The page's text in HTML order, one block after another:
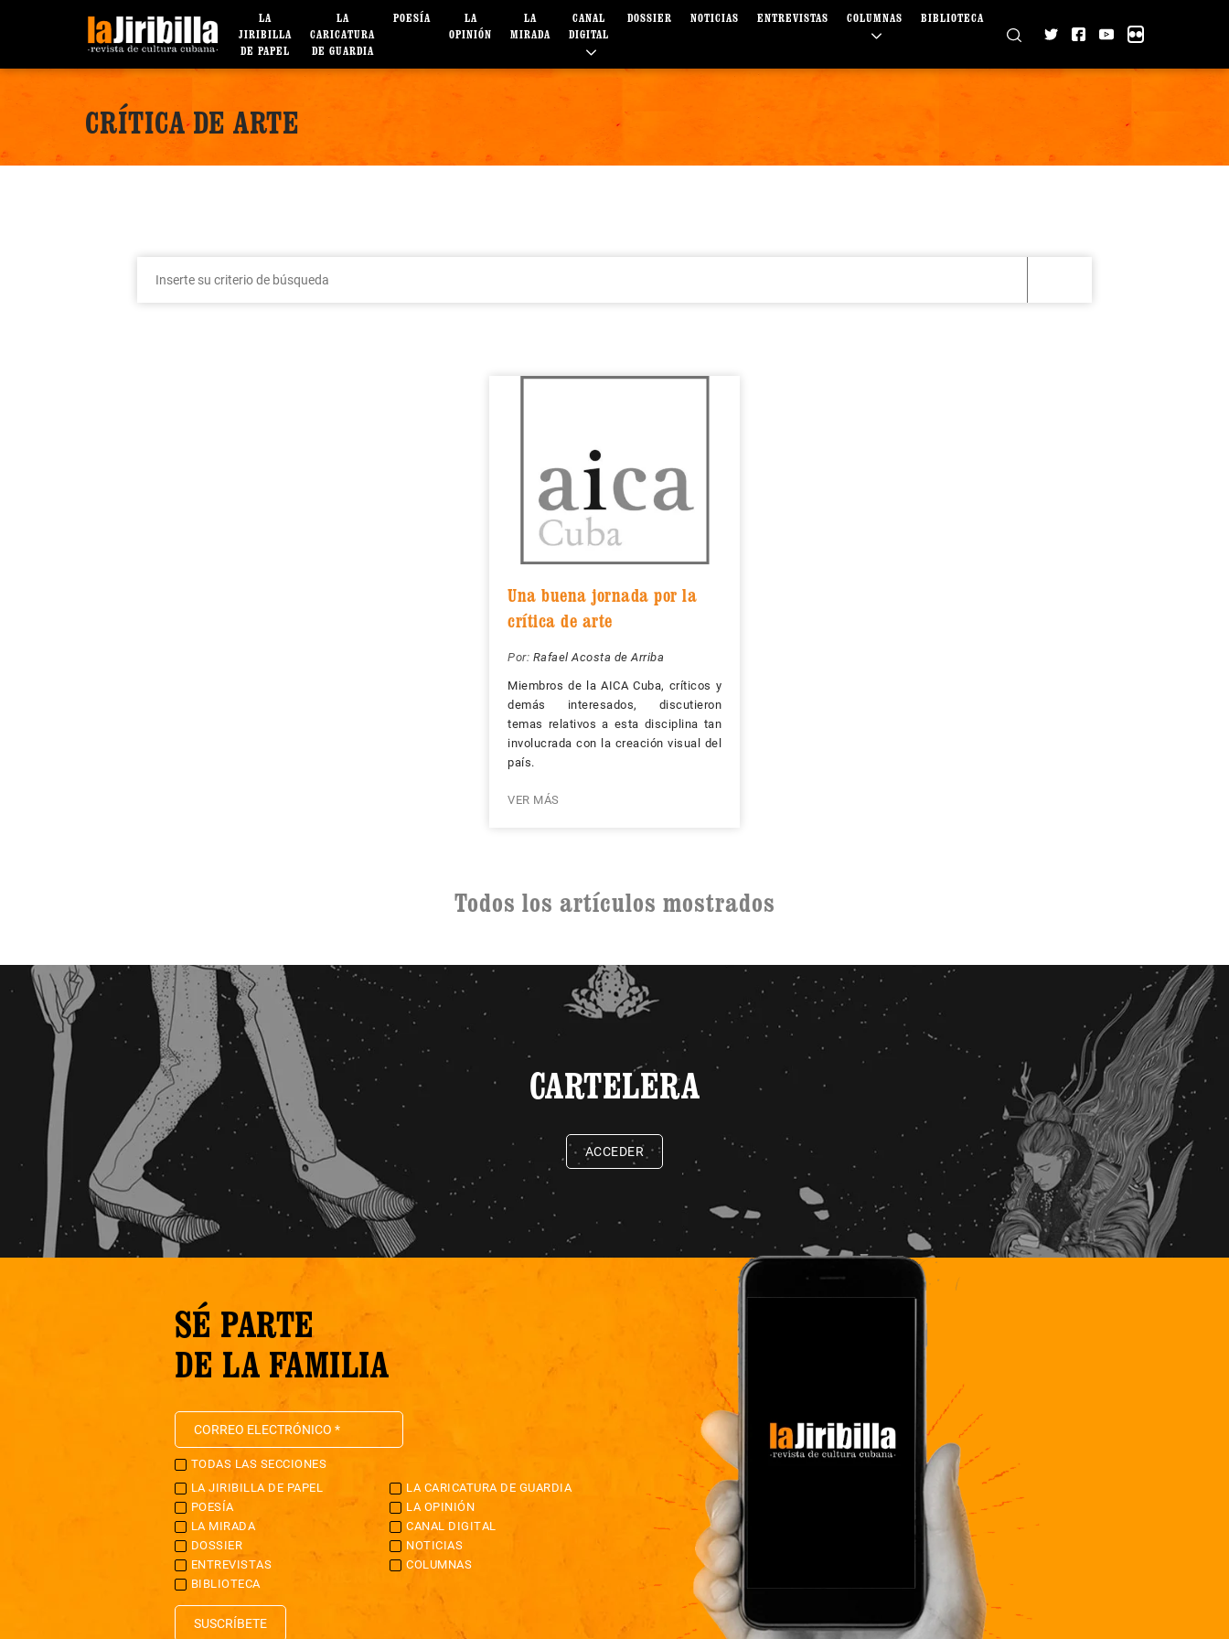
LA
JIRIBILLA
DE PAPEL
LA
CARICATURA
DE GUARDIA
POESÍA
LA
OPINIÓN
LA
MIRADA
CANAL
DIGITAL
DOSSIER NOTICIAS ENTREVISTAS COLUMNAS BIBLIOTECA
CRÍTICA DE ARTE
Una buena jornada por la
crítica de arte
Por: Rafael Acosta de Arriba
Miembros de la AICA Cuba, críticos y
demás interesados, discutieron
temas relativos a esta disciplina tan
involucrada con la creación visual del
país.
VER MÁS
Todos los artículos mostrados
CARTELERA
ACCEDER
SÉ PARTE
DE LA FAMILIA
TODAS LAS SECCIONES
LA JIRIBILLA DE PAPEL
LA CARICATURA DE GUARDIA
POESÍA
LA OPINIÓN
LA MIRADA
CANAL DIGITAL
DOSSIER
NOTICIAS
ENTREVISTAS
COLUMNAS
BIBLIOTECA
SUSCRÍBETE